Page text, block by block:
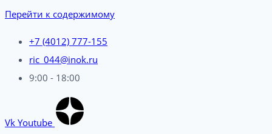
Перейти к содержимому
+7 (4012) 777-155
ric_044@inok.ru
9:00 - 18:00
Vk Youtube